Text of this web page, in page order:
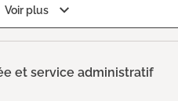
Voir plus
et service administratif